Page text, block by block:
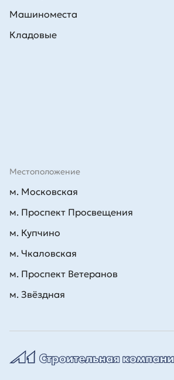
Машиноместа
Кладовые
Местоположение
м. Московская
м. Проспект Просвещения
м. Купчино
м. Чкаловская
м. Проспект Ветеранов
м. Звёздная